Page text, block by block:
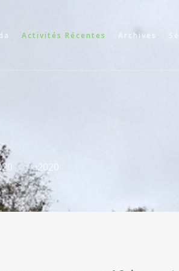
Activités Récentes Archives
2020